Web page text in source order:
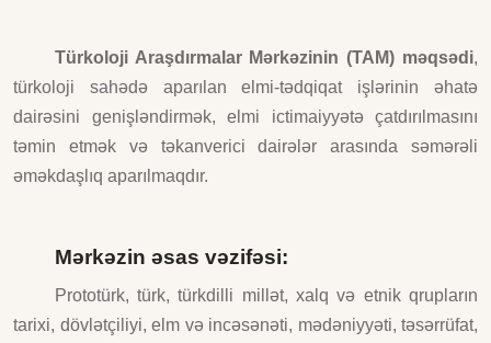
Türkoloji Araşdırmalar Mərkəzinin (TAM) məqsədi,
türkoloji sahədə aparılan elmi-tədqiqat işlərinin əhatə
dairəsini genişləndirmək, elmi ictimaiyyətə çatdırılmasını
təmin etmək və təkanverici dairələr arasında səmərəli
əməkdaşlıq aparılmaqdır.
Mərkəzin əsas vəzifəsi:
Prototürk, türk, türkdilli millət, xalq və etnik qrupların
tarixi, dövlətçiliyi, elm və incəsənəti, mədəniyyəti, təsərrüfat,